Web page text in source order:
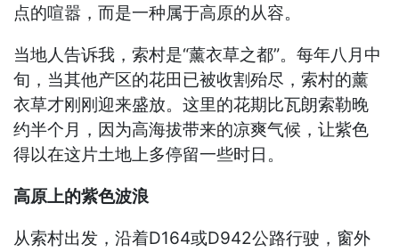
点的喧嚣，而是一种属于高原的从容。
当地人告诉我，索村是“薰衣草之都”。每年八月中
旬，当其他产区的花田已被收割殆尽，索村的薰
衣草才刚刚迎来盛放。这里的花期比瓦朗索勒晚
约半个月，因为高海拔带来的凉爽气候，让紫色
得以在这片土地上多停留一些时日。
高原上的紫色波浪
从索村出发，沿着D164或D942公路行驶，窗外